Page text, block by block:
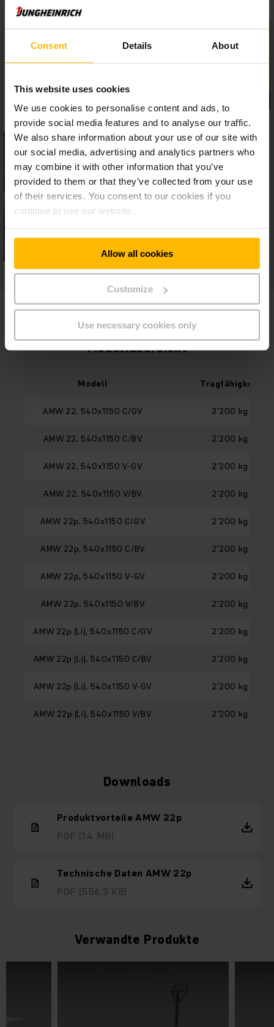
Consent Details About
This website uses cookies
We use cookies to personalise content and ads, to
provide social media features and to analyse our traffic.
We also share information about your use of our site with
our social media, advertising and analytics partners who
may combine it with other information that you’ve
provided to them or that they’ve collected from your use
of their services. You consent to our cookies if you
continue to use our website.
Allow all cookies
Customize
Use necessary cookies only
Modellübersicht
Modell Tragfähigkeit
AMW 22, 540x1150 C/GV 2’200 kg
AMW 22, 540x1150 C/BV 2’200 kg
AMW 22, 540x1150 V-GV 2’200 kg
AMW 22, 540x1150 V/BV 2’200 kg
AMW 22p, 540x1150 C/GV 2’200 kg
AMW 22p, 540x1150 C/BV 2’200 kg
AMW 22p, 540x1150 V-GV 2’200 kg
AMW 22p, 540x1150 V/BV 2’200 kg
AMW 22p (Li), 540x1150 C/GV 2’200 kg
AMW 22p (Li), 540x1150 C/BV 2’200 kg
AMW 22p (Li), 540x1150 V-GV 2’200 kg
AMW 22p (Li), 540x1150 V/BV 2’200 kg
Downloads
Produktvorteile AMW 22p
PDF (1.4 MB)
Technische Daten AMW 22p
PDF (556.3 KB)
Verwandte Produkte